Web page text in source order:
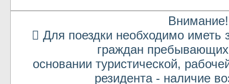
 Для поездки необходимо иметь
граждан
основании туристической,
резидента - наличие